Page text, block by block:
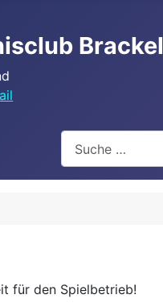
Brackel
für den Spielbetrieb!